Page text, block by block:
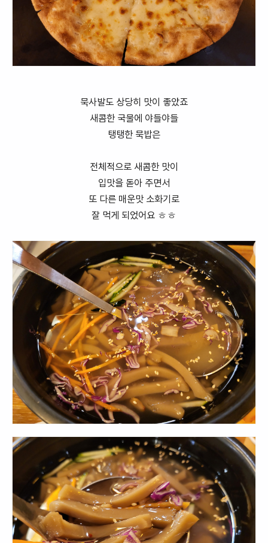
묵사발도 상당히 맛이 좋았죠
새콤한 국물에 야들야들
탱탱한 묵밥은
전체적으로 새콤한 맛이
입맛을 돋아 주면서
또 다른 매운맛 소화기로
잘 먹게 되었어요 ㅎㅎ